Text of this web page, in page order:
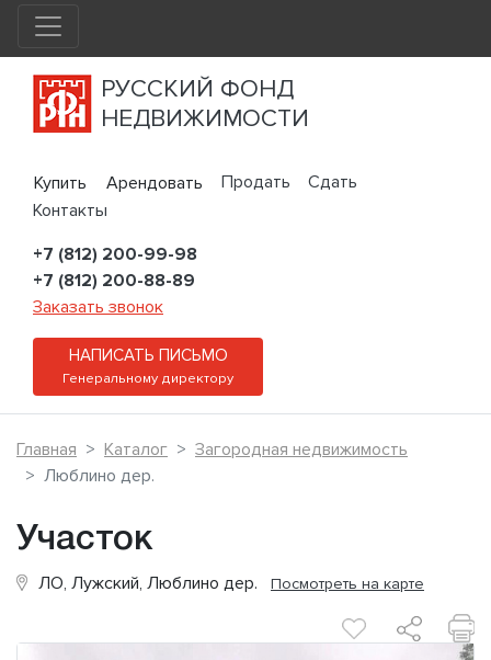
РУССКИЙ ФОНД
НЕДВИЖИМОСТИ
Купить Арендовать Продать
Сдать
Контакты
+7 (812) 200-99-98
+7 (812) 200-88-89
Заказать звонок
НАПИСАТЬ ПИСЬМО
Генеральному директору
Главная Каталог
Загородная недвижимость
Люблино дер.
Участок
ЛО, Лужский, Люблино дер. Посмотреть на карте